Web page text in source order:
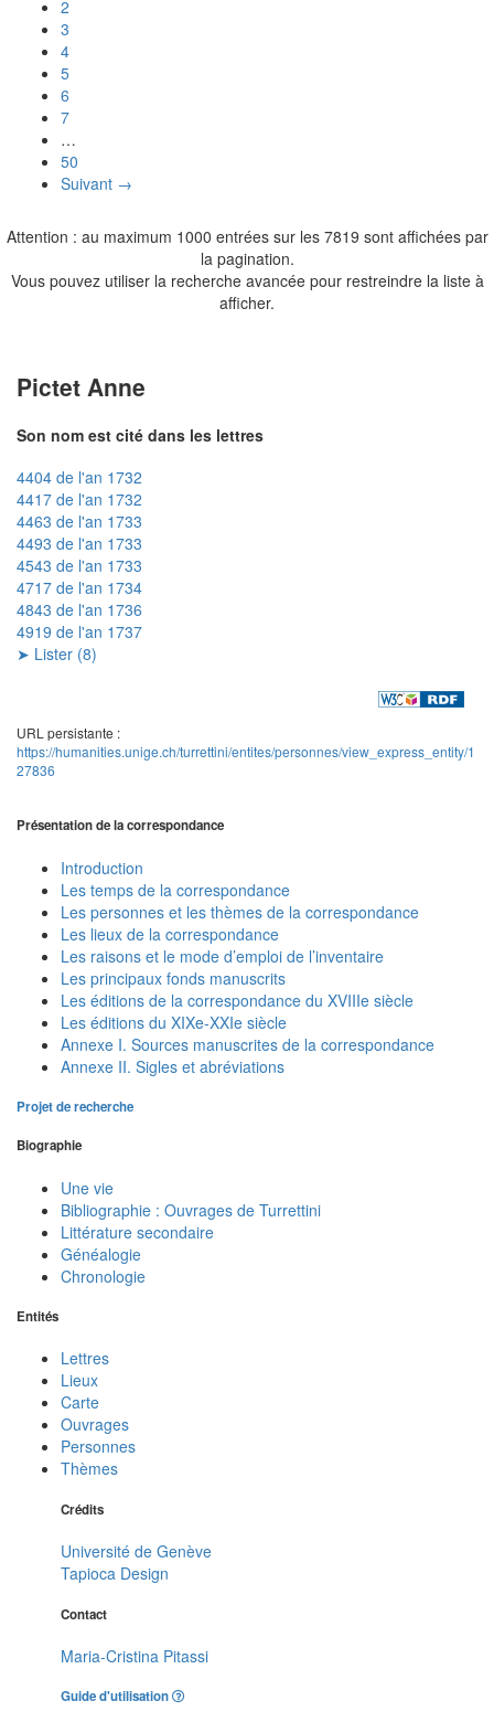
2
3
4
5
6
7
…
50
Suivant →
Attention : au maximum 1000 entrées sur les 7819 sont affichées par
la pagination.
Vous pouvez utiliser la recherche avancée pour restreindre la liste à
afficher.
Pictet Anne
Son nom est cité dans les lettres
4404 de l'an 1732
4417 de l'an 1732
4463 de l'an 1733
4493 de l'an 1733
4543 de l'an 1733
4717 de l'an 1734
4843 de l'an 1736
4919 de l'an 1737
➤ Lister (8)
URL persistante :
https://humanities.unige.ch/turrettini/entites/personnes/view_express_entity/1
27836
Présentation de la correspondance
Introduction
Les temps de la correspondance
Les personnes et les thèmes de la correspondance
Les lieux de la correspondance
Les raisons et le mode d’emploi de l’inventaire
Les principaux fonds manuscrits
Les éditions de la correspondance du XVIIIe siècle
Les éditions du XIXe-XXIe siècle
Annexe I. Sources manuscrites de la correspondance
Annexe II. Sigles et abréviations
Projet de recherche
Biographie
Une vie
Bibliographie : Ouvrages de Turrettini
Littérature secondaire
Généalogie
Chronologie
Entités
Lettres
Lieux
Carte
Ouvrages
Personnes
Thèmes
Crédits
Université de Genève
Tapioca Design
Contact
Maria-Cristina Pitassi
Guide d'utilisation